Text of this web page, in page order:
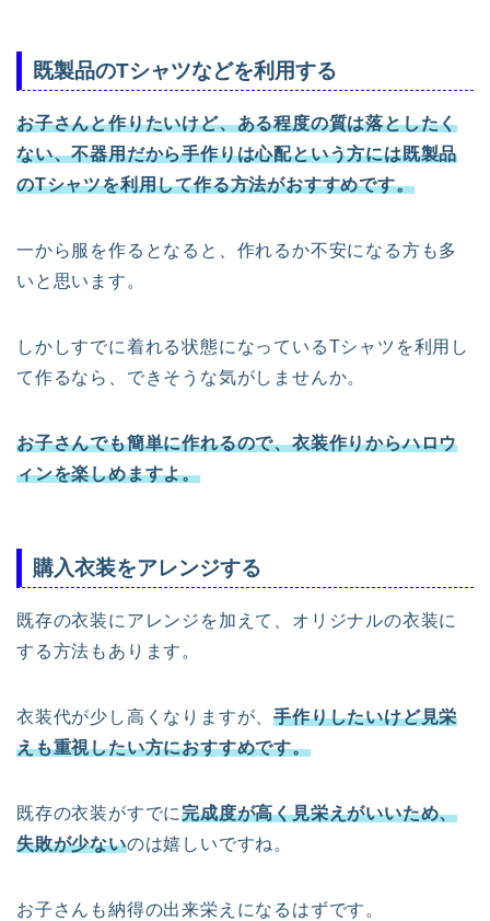
既製品のTシャツなどを利用する
お子さんと作りたいけど、ある程度の質は落としたく
ない、不器用だから手作りは心配という方には既製品
のTシャツを利用して作る方法がおすすめです。
一から服を作るとなると、作れるか不安になる方も多
いと思います。
しかしすでに着れる状態になっているTシャツを利用し
て作るなら、できそうな気がしませんか。
お子さんでも簡単に作れるので、衣装作りからハロウ
ィンを楽しめますよ。
購入衣装をアレンジする
既存の衣装にアレンジを加えて、オリジナルの衣装に
する方法もあります。
衣装代が少し高くなりますが、手作りしたいけど見栄
えも重視したい方におすすめです。
既存の衣装がすでに完成度が高く見栄えがいいため、
失敗が少ないのは嬉しいですね。
お子さんも納得の出来栄えになるはずです。